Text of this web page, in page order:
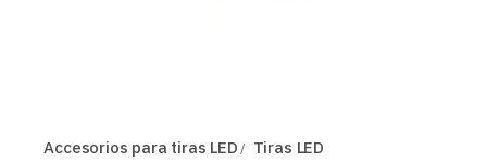
Accesorios para tiras LED Tiras LED